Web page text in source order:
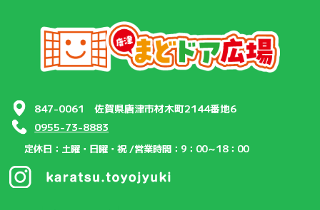
847-0061 佐賀県唐津市材木町2144番地6
0955-73-8883
定休日：土曜・日曜・祝 /営業時間：9：00～18：00